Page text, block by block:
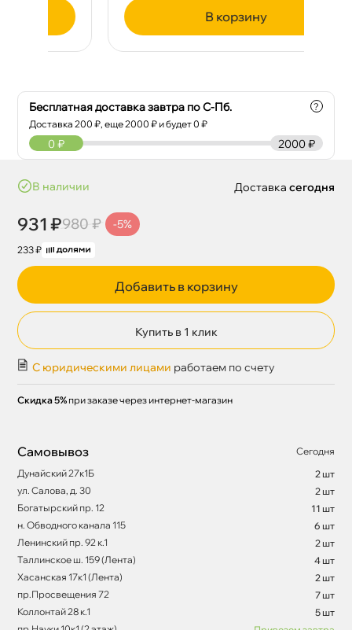
корзину
Бесплатная доставка завтра по С-Пб.
Доставка200 ₽, еще2000 ₽ и будет 0 ₽
?
2000 ₽
0 ₽
наличии
931 ₽980 ₽ -5%
233 ₽
Доставка сегодня
Добавить в корзину
Купить в 1 клик
С юридическими лицами работаем по счету
Скидка 5% при заказе через интернет-магазин
Самовывоз
Сегодня
Дунайский 27к1Б
2 шт
ул. Салова, д. 30
2 шт
Богатырский пр. 12
11 шт
н. Обводного канала 115
6 шт
Ленинский пр. 92 к.1
2 шт
Таллинское ш. 159 (Лента)
4 шт
Хасанская 17к1 (Лента)
2 шт
пр.Просвещения 72
7 шт
Коллонтай 28 к.1
5 шт